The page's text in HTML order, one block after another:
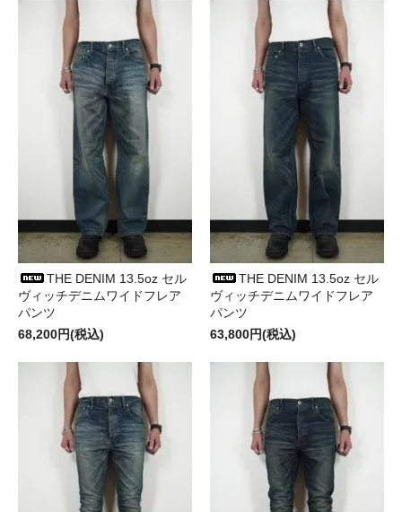
THE DENIM 13.5oz セル
ヴィッチデニムワイドフレア
パンツ
68,200円(税込)
THE DENIM 13.5oz セル
ヴィッチデニムワイドフレア
パンツ
63,800円(税込)